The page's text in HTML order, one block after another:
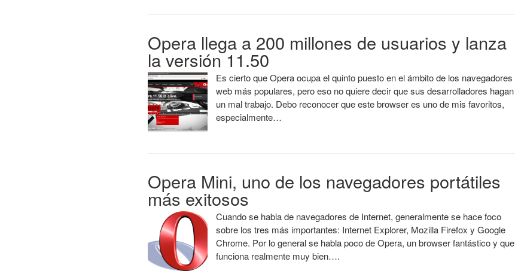
Opera llega a 200 millones de usuarios y lanza
la versión 11.50
Es cierto que Opera ocupa el quinto puesto en el ámbito de los navegadores
web más populares, pero eso no quiere decir que sus desarrolladores hagan
un mal trabajo. Debo reconocer que este browser es uno de mis favoritos,
especialmente…
Opera Mini, uno de los navegadores portátiles
más exitosos
Cuando se habla de navegadores de Internet, generalmente se hace foco
sobre los tres más importantes: Internet Explorer, Mozilla Firefox y Google
Chrome. Por lo general se habla poco de Opera, un browser fantástico y que
funciona realmente muy bien….